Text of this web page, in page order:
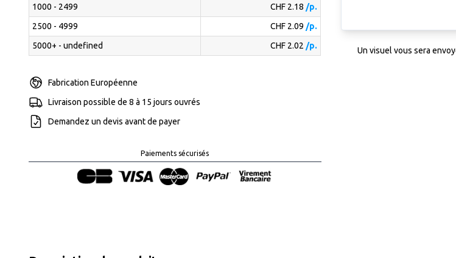
1000 - 2499
CHF 2.18 /p.
2500 - 4999
CHF 2.09 /p.
5000+ - undefined
CHF 2.02 /p.
Fabrication Européenne
Livraison possible de 8 à 15 jours ouvrés
Demandez un devis avant de payer
Paiements sécurisés
Un visuel vous sera